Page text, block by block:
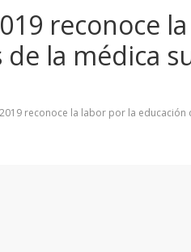
reconoce
la médica
reconoce la labor por la educación